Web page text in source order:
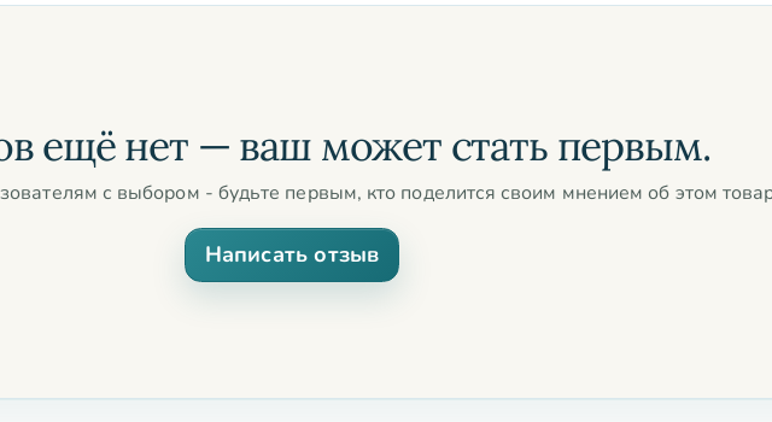
с помощью Благовоний Silver Bells
ароматов, которые преобразят ваш
и спокойствия. Сделайте правильный выбор
Silver Bells Premium уже сегодня!
ещё нет — ваш может стать первым.
с выбором - будьте первым, кто поделится своим мнением об этом
Написать отзыв